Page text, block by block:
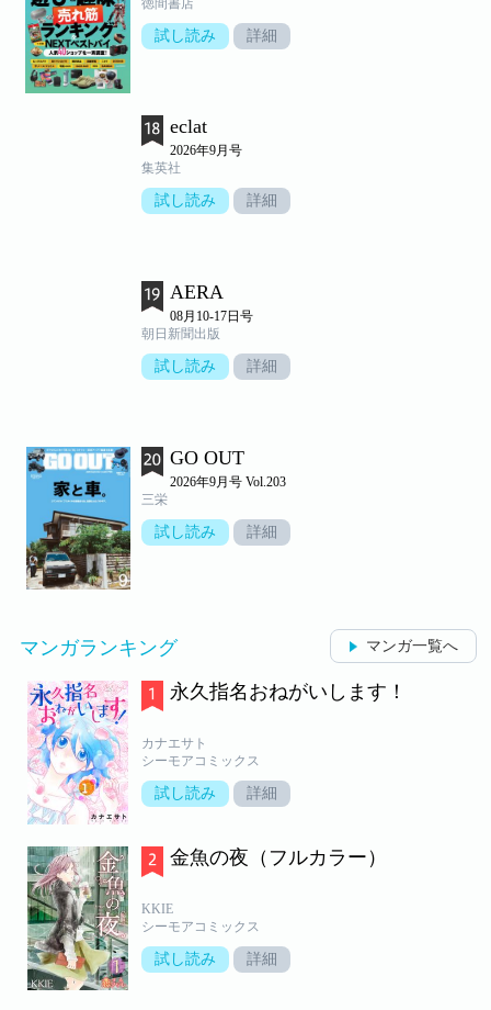
試し読み 詳細
eclat
2026年9月号
集英社
試し読み 詳細
AERA
08月10-17日号
朝日新聞出版
試し読み 詳細
GO OUT
2026年9月号 Vol.203
三栄
試し読み 詳細
マンガランキング マンガ一覧へ
永久指名おねがいします！
カナエサト
シーモアコミックス
試し読み 詳細
金魚の夜（フルカラー）
KKIE
シーモアコミックス
試し読み 詳細